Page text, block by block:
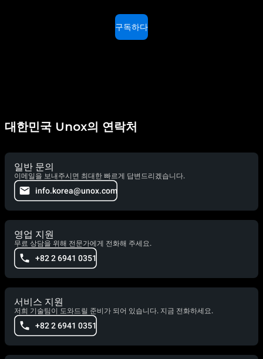
구독하다
대한민국 Unox의 연락처
일반 문의
이메일을 보내주시면 최대한 빠르게 답변드리겠습니다.
info.korea@unox.com
영업 지원
무료 상담을 위해 전문가에게 전화해 주세요.
+82 2 6941 0351
서비스 지원
저희 기술팀이 도와드릴 준비가 되어 있습니다. 지금 전화하세요.
+82 2 6941 0351